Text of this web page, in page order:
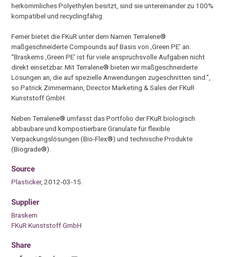
herkömmliches Polyethylen besitzt, sind sie untereinander zu 100%
kompatibel und recyclingfähig.
Ferner bietet die FKuR unter dem Namen Terralene®
maßgeschneiderte Compounds auf Basis von ‚Green PE’ an.
“Braskems ‚Green PE’ ist für viele anspruchsvolle Aufgaben nicht
direkt einsetzbar. Mit Terralene® bieten wir maßgeschneiderte
Lösungen an, die auf spezielle Anwendungen zugeschnitten sind.”,
so Patrick Zimmermann, Director Marketing & Sales der FKuR
Kunststoff GmbH.
Neben Terralene® umfasst das Portfolio der FKuR biologisch
abbaubare und kompostierbare Granulate für flexible
Verpackungslösungen (Bio-Flex®) und technische Produkte
(Biograde®).
Source
Plasticker, 2012-03-15.
Supplier
Braskem
FKuR Kunststoff GmbH
Share